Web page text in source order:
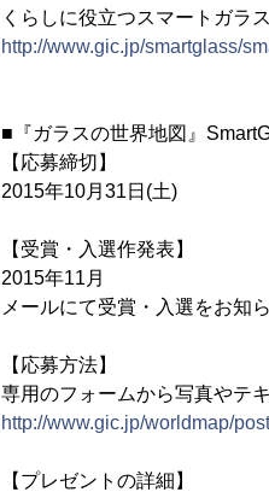
くらしに役立つスマートガ
http://www.gic.jp/smartglass/
■『ガラスの世界地図』
【応募締切】
2015年10月31日(土)
【受賞・入選作発表】
2015年11月
メールにて受賞・入選をお知
【応募方法】
専用のフォームから写真やテ
http://www.gic.jp/worldmap/
【プレゼントの詳細】